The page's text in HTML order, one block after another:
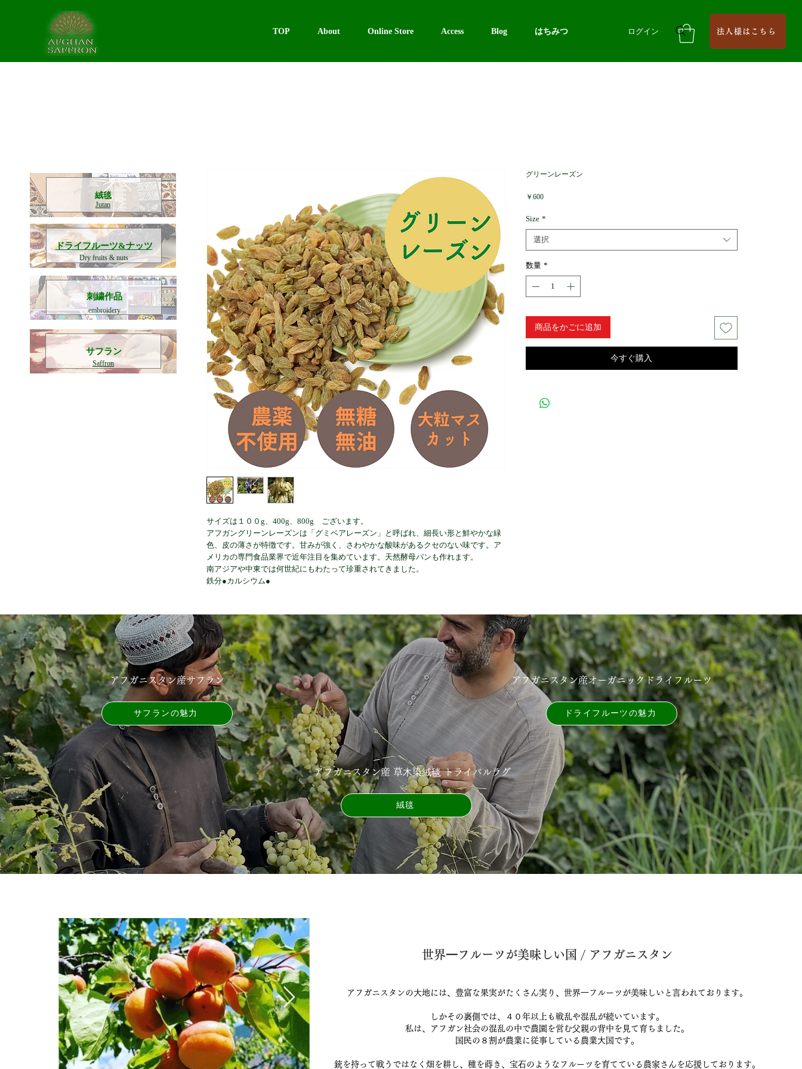
ログイン
TOP About Online Store Access Blog はちみつ 法人様はこちら
​絨毯
Jutan
​ドライフルーツ&ナッツ
Dry fruits & nuts
刺繍作品
embroidery
​サフラン
Saffron
サイズは１００g、400g、800g　ございます。
アフガングリーンレーズンは「グミベアレーズン」と呼ばれ、細長い形と鮮やかな緑
色、皮の薄さが特徴です。甘みが強く、さわやかな酸味があるクセのない味です。ア
メリカの専門食品業界で近年注目を集めています。天然酵母パンも作れます。
南アジアや中東では何世紀にもわたって珍重されてきました。
グリーンレーズン
￥600価
Size *
選択
数量 *
商品をかごに追加
今すぐ購入
アフガニスタン産サフラン
サフランの魅力
アフガニスタン産オーガニックドライフルーツ
ドライフルーツの魅⼒
アフガニスタン産 草⽊染絨毯 トライバルラグ
絨毯
世界⼀フルーツが美味しい国 / アフガニスタン
アフガニスタンの⼤地には、豊富な果実がたくさん実り、世界⼀フルーツが美味しいと⾔われております。
しかその裏側では、４０年以上も戦乱や混乱が続いています。
私は、アフガン社会の混乱の中で農園を営む⽗親の背中を⾒て育ちました。
国⺠の８割が農業に従事している農業⼤国です。
銃を持って戦うではなく畑を耕し、種を蒔き、宝⽯のようなフルーツを育てている農家さんを応援しております。